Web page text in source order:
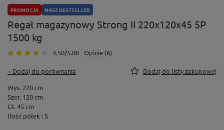
PROMOCJA NASZ BESTSELLER
Regał magazynowy Strong II 220x120x45 5P
1500 kg
4.50/5.00 Opinie (6)
+ Dodaj do porównania
Dodaj do listy zakupowej
Wys. 220 cm
Szer. 120 cm
Gł. 45 cm
Ilość półek : 5